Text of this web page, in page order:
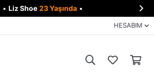
• Liz Shoe 23 Yaşında • 
HESABIM